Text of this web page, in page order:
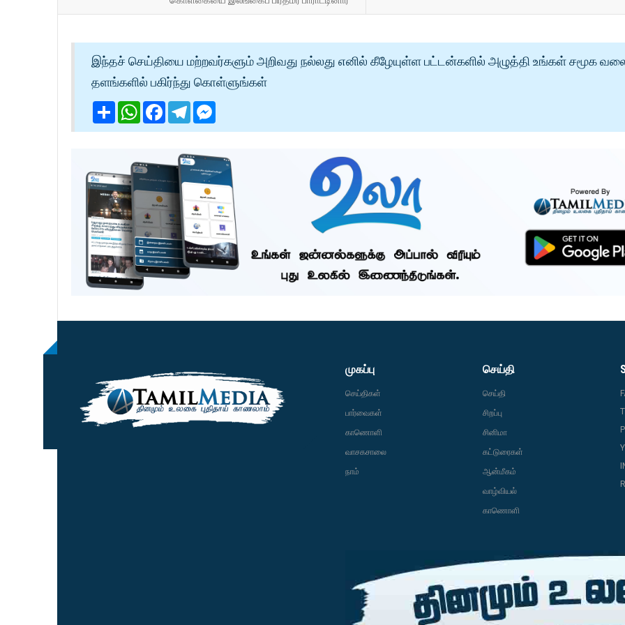
இந்தச் செய்தியை மற்றவர்களும் அறிவது நல்லது எனில் கீழேயுள்ள பட்டன்களில் அழுத்தி உங்கள் சமூக
தளங்களில் பகிர்ந்து கொள்ளுங்கள்
ShareWhatsApp
Facebook
Telegram
முகப்பு
செய்திகள்
பார்வைகள்
காணொளி
வாசகசாலை
நாம்
செய்தி
செய்தி
சிறப்பு
சினிமா
கட்டுரைகள்
ஆன்மீகம்
வாழ்வியல்
காணொளி